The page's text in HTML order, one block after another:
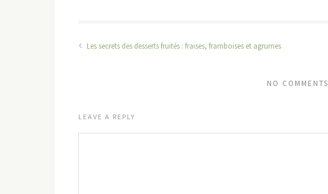
Les secrets des desserts fruités : fraises, framboises et agrumes
NO COMMENTS
LEAVE A REPLY